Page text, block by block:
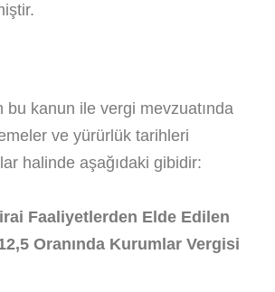
bu kanun ile vergi mevzuatında
ve yürürlük tarihleri
halinde aşağıdaki gibidir:
Faaliyetlerden Elde Edilen
Oranında Kurumlar Vergisi